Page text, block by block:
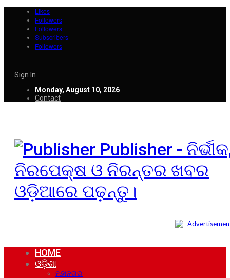
Likes
Followers
Followers
Subscribers
Followers
Sign In
Monday, August 10, 2026
Contact
Publisher -
ନିରପେକ୍ଷ ଓ ନିରନ୍ତର ଖବର
ଓଡ଼ିଆରେ ପଢ଼ନ୍ତୁ।
HOME
ଓଡ଼ିଶା
ମହାନଗର